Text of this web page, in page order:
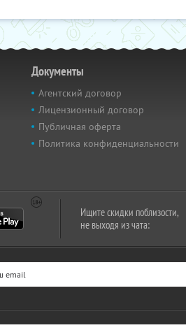
Документы
Агентский договор
Лицензионный договор
Публичная оферта
Политика конфиденциальности
Ищите скидки поблизости,
не выходя из чата: